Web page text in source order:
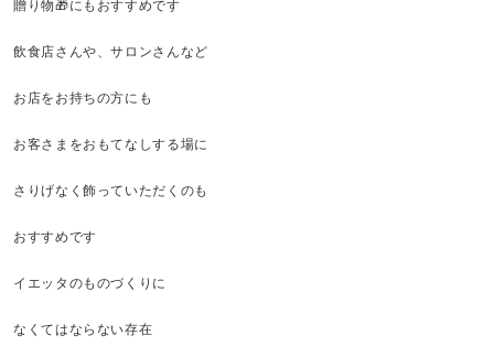
贈り物🎁にもおすすめです
飲食店さんや、サロンさんなど
お店をお持ちの方にも
お客さまをおもてなしする場に
さりげなく飾っていただくのも
おすすめです
イエッタのものづくりに
なくてはならない存在